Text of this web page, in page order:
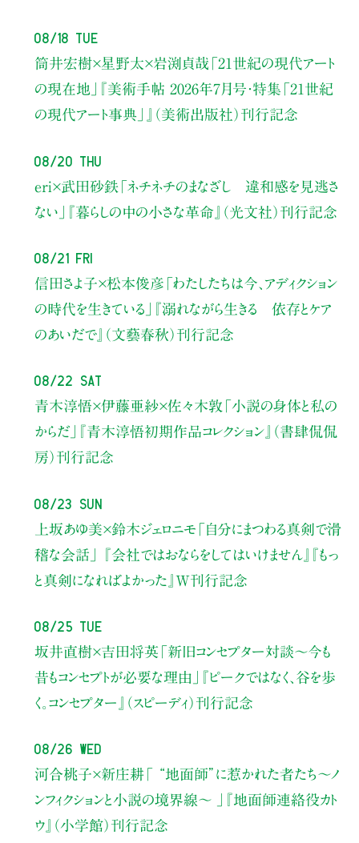
08/18 Tue
筒井宏樹×星野太×岩渕貞哉 「21世紀の現代アート
の現在地」
『美術手帖 2026年7月号・特集「21世紀
の現代アート事典」』（美術出版社）刊行記念
08/20 Thu
eri×武田砂鉄「ネチネチのまなざし 違和感を見逃さ
ない」
『暮らしの中の小さな革命』（光文社）刊行記念
08/21 Fri
信田さよ子×松本俊彦 「わたしたちは今、アディクション
の時代を生きている」
『溺れながら生きる 依存とケア
のあいだで』（文藝春秋）刊行記念
08/22 Sat
青木淳悟×伊藤亜紗×佐々木敦 「小説の身体と私の
からだ」
『青木淳悟初期作品コレクション』（書肆侃侃
房）刊行記念
08/23 Sun
上坂あゆ美×鈴木ジェロニモ 「自分にまつわる真剣で滑
稽な会話」
『会社ではおならをしてはいけません』『もっ
と真剣になればよかった』W刊行記念
08/25 Tue
坂井直樹×吉田将英「新旧コンセプター対談～今も
昔もコンセプトが必要な理由」
『ピークではなく、谷を歩
く。コンセプター』（スピーディ）刊行記念
08/26 Wed
河合桃子×新庄耕「 “地面師”に惹かれた者たち〜ノ
ンフィクションと小説の境界線〜 」
『地面師連絡役カト
ウ』（小学館）刊行記念